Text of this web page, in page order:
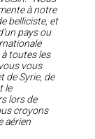
à notre
belliciste, et
pays ou
toutes les
vous
de Syrie, de
le
lors de
croyons
aérien